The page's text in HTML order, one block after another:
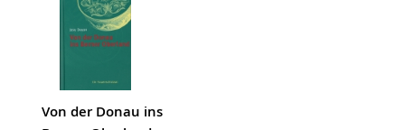
Von der Donau ins